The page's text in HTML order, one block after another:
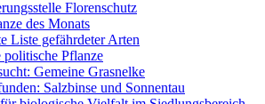
Florenschutz
des Monats
Liste gefährdeter Arten
politische Pflanze
Gemeine Grasnelke
Salzbinse und Sonnentau